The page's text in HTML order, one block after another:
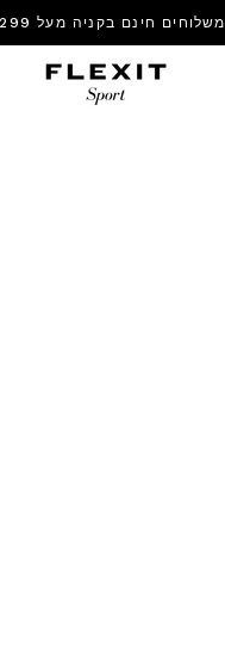
משלוחים חינם בקניה מעל ₪299